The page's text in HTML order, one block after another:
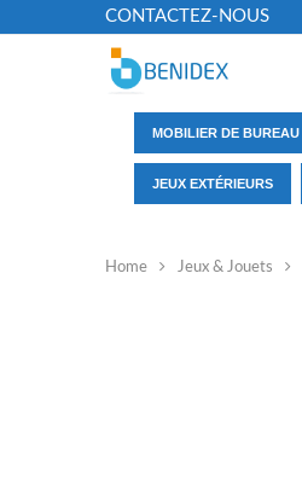
CONTACTEZ-NOUS
MOBILIER DE BUREAU
JEUX EXTÉRIEURS
Home Jeux & Jouets